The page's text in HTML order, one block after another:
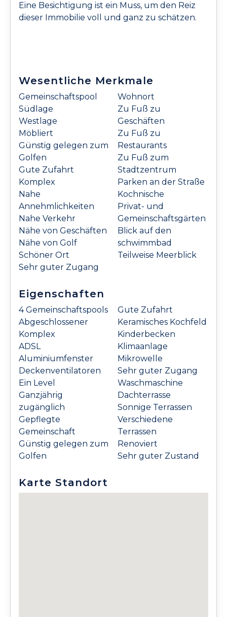
Eine Besichtigung ist ein Muss, um den Reiz
dieser Immobilie voll und ganz zu schätzen.
Wesentliche Merkmale
Gemeinschaftspool
Südlage
Westlage
Möbliert
Günstig gelegen zum
Golfen
Gute Zufahrt
Komplex
Nahe
Annehmlichkeiten
Nahe Verkehr
Nähe von Geschäften
Nähe von Golf
Schöner Ort
Sehr guter Zugang
Wohnort
Zu Fuß zu
Geschäften
Zu Fuß zu
Restaurants
Zu Fuß zum
Stadtzentrum
Parken an der Straße
Kochnische
Privat- und
Gemeinschaftsgärten
Blick auf den
schwimmbad
Teilweise Meerblick
Eigenschaften
4 Gemeinschaftspools
Abgeschlossener
Komplex
ADSL
Aluminiumfenster
Deckenventilatoren
Ein Level
Ganzjährig
zugänglich
Gepflegte
Gemeinschaft
Günstig gelegen zum
Golfen
Gute Zufahrt
Keramisches Kochfeld
Kinderbecken
Klimaanlage
Mikrowelle
Sehr guter Zugang
Waschmaschine
Dachterrasse
Sonnige Terrassen
Verschiedene
Terrassen
Renoviert
Sehr guter Zustand
Karte Standort